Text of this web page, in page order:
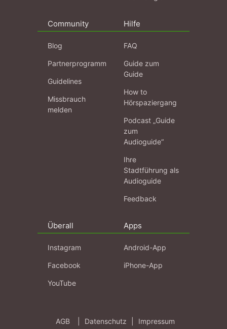
Community
Blog
Partnerprogramm
Guidelines
Missbrauch
melden
Hilfe
FAQ
Guide zum
Guide
How to
Hörspaziergang
Podcast „Guide
zum
Audioguide“
Ihre
Stadtführung als
Audioguide
Feedback
Überall
Instagram
Facebook
YouTube
Apps
Android-App
iPhone-App
AGB Datenschutz Impressum